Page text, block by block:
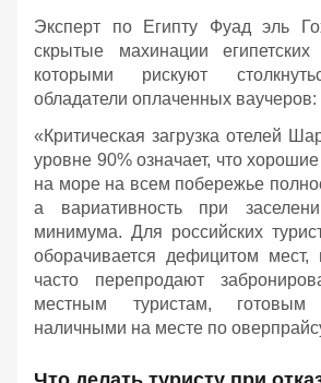
Эксперт по Египту Фуад эль
скрытые махинации
которыми рискуют
обладатели оплаченных ваучеров:
«Критическая загрузка отелей
уровне 90% означает, что
на море на всем побережье
а вариативность при
минимума. Для российских
оборачивается дефицитом мест,
часто перепродают
местным туристам, готовым
наличными на месте по